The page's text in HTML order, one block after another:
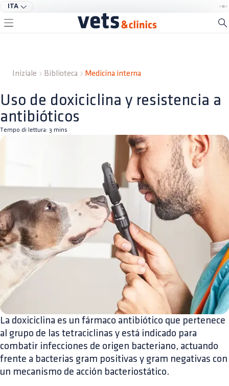
ITA
Iniziale Biblioteca Medicina interna
Uso de doxiciclina y resistencia a
antibióticos
Tempo di lettura: 3 mins
La doxiciclina es un fármaco antibiótico que pertenece
al grupo de las tetraciclinas y está indicado para
combatir infecciones de origen bacteriano, actuando
frente a bacterias gram positivas y gram negativas con
un mecanismo de acción bacteriostático.